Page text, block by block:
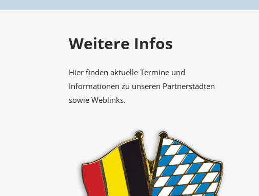
Weitere Infos
Hier finden aktuelle Termine und
Informationen zu unseren Partnerstädten
sowie Weblinks.